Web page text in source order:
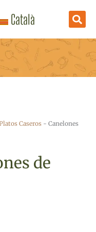
Català
Caseros - Canelones
de